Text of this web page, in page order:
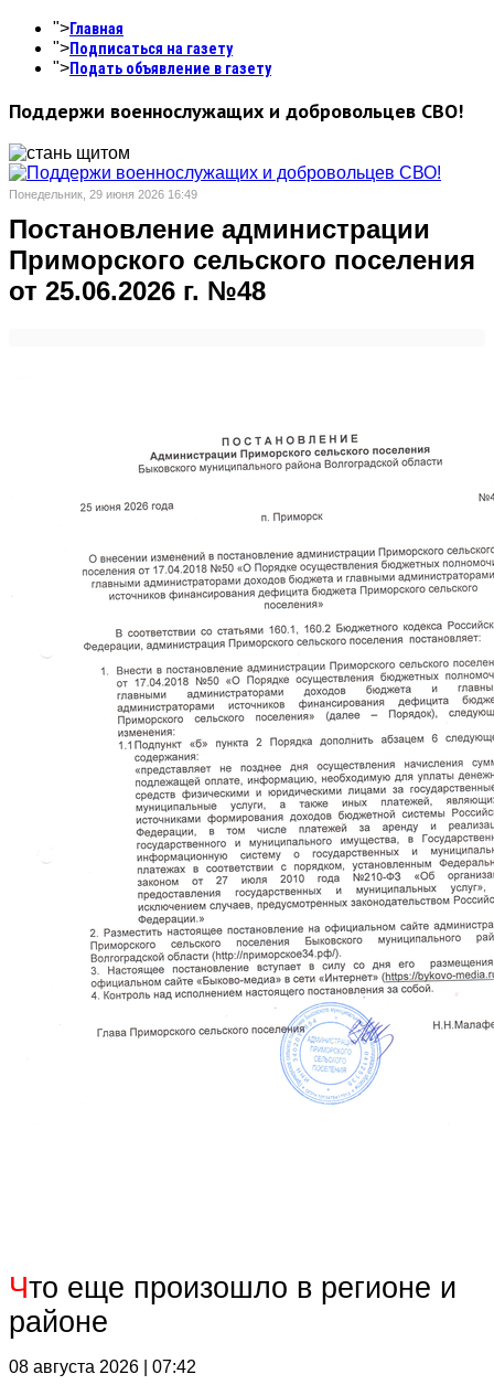
">Главная
">Подписаться на газету
">Подать объявление в газету
Поддержи военнослужащих и добровольцев СВО!
Понедельник, 29 июня 2026 16:49
Постановление администрации
Приморского сельского поселения
от 25.06.2026 г. №48
Что еще произошло в регионе и
районе
08 августа 2026 | 07:42